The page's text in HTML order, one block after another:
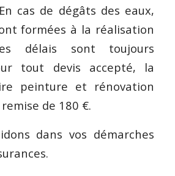
cas de dégâts des eaux,
formées à la réalisation
délais sont toujours
tout devis accepté, la
peinture et rénovation
de 180 €.
dans vos démarches